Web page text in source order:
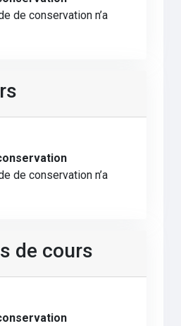
de conservation n’a
de conservation n’a
de cours